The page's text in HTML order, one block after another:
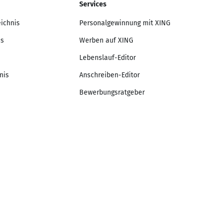
Services
Personalgewinnung mit XING
Werben auf XING
Lebenslauf-Editor
Anschreiben-Editor
Bewerbungsratgeber